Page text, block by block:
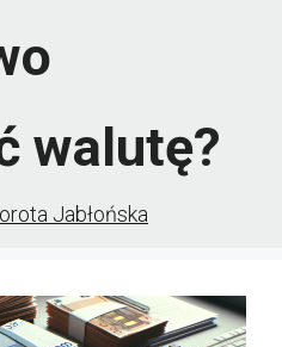
walutę?
Jabłońska